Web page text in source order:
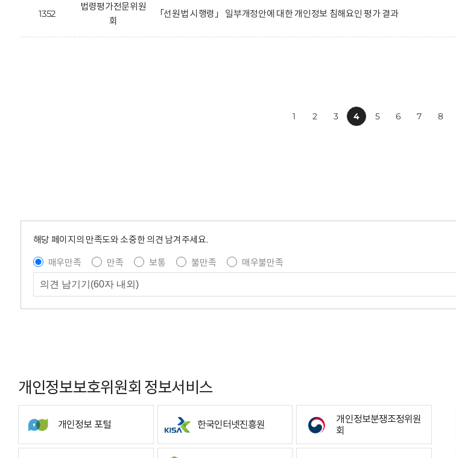
1352
법령평가전문위원
회
「선원법 시행령」 일부개정안에 대한 개인정보 침해요인 평가 결과
1 2 3 4 5 6 7 8
해당 페이지의 만족도와 소중한 의견 남겨주세요.
매우만족
만족 보통 불만족
매우불만족
개인정보보호위원회 정보서비스
개인정보 포털 한국인터넷진흥원
개인정보분쟁조정위원
회